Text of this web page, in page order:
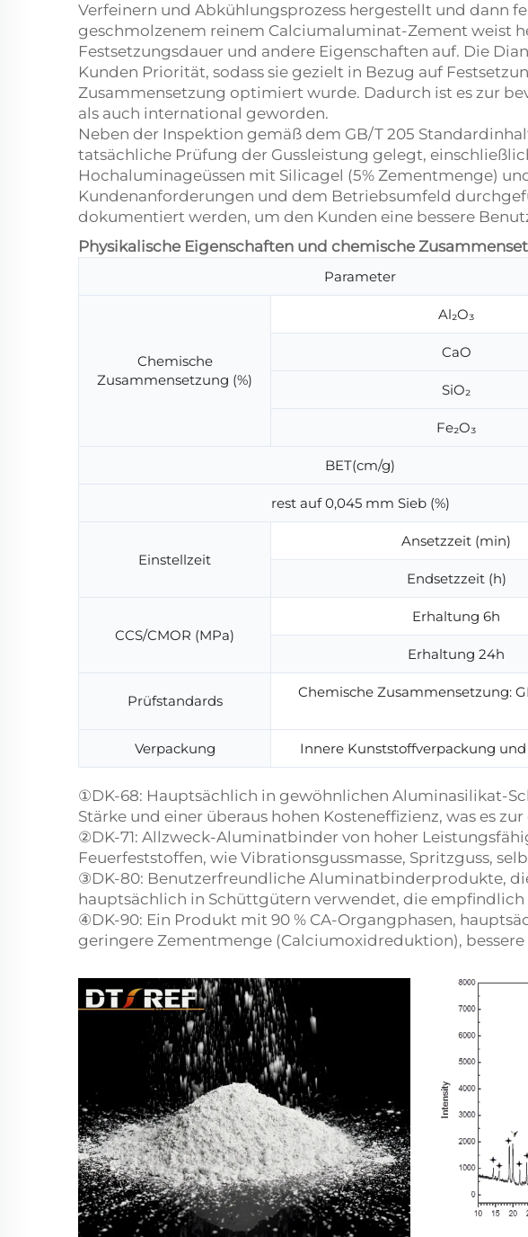
Verfeinern und Abkühlungsprozess hergestellt und dann
geschmolzenem reinem Calciumaluminat-Zement weist
Festsetzungsdauer und andere Eigenschaften auf. Die
Kunden Priorität, sodass sie gezielt in Bezug auf
Zusammensetzung optimiert wurde. Dadurch ist es zur
als auch international geworden.
Neben der Inspektion gemäß dem GB/T 205
tatsächliche Prüfung der Gussleistung gelegt,
Hochaluminageüssen mit Silicagel (5% Zementmenge)
Kundenanforderungen und dem Betriebsumfeld
dokumentiert werden, um den Kunden eine bessere
Physikalische Eigenschaften und chemische
Parameter
Chemische
Zusammensetzung (%)
Al₂O₃
CaO
SiO₂
Fe₂O₃
BET(cm/g)
rest auf 0,045 mm Sieb (%)
Einstellzeit
Ansetzzeit (min)
Endsetzzeit (h)
CCS/CMOR (MPa)
Erhaltung 6h
Erhaltung 24h
Prüfstandards
Chemische Zusammensetzung:
Verpackung Innere Kunststoffverpackung
①DK-68: Hauptsächlich in gewöhnlichen Aluminasilikat-
Stärke und einer überaus hohen Kosteneffizienz, was es
②DK-71: Allzweck-Aluminatbinder von hoher
Feuerfeststoffen, wie Vibrationsgussmasse, Spritzguss,
③DK-80: Benutzerfreundliche Aluminatbinderprodukte,
hauptsächlich in Schüttgütern verwendet, die
④DK-90: Ein Produkt mit 90 % CA-Organgphasen,
geringere Zementmenge (Calciumoxidreduktion),